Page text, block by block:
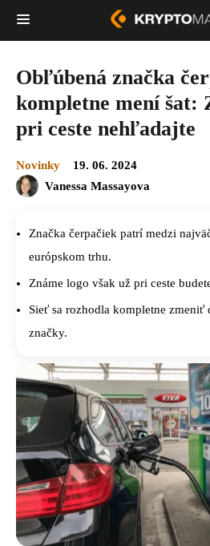
Obľúbená značka
kompletne mení šat:
pri ceste nehľadajte
Novinky
19. 06. 2024
Vanessa Massayova
Značka čerpačiek patrí medzi
európskom trhu.
Známe logo však už pri ceste
Sieť sa rozhodla kompletne
značky.